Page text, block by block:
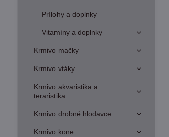
Prílohy a doplnky
Vitamíny a doplnky
Krmivo mačky
Krmivo vtáky
Krmivo akvaristika a
teraristika
Krmivo drobné hlodavce
Krmivo kone